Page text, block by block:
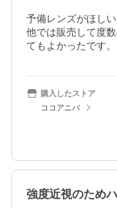
予備レンズがほし
他では販売して度
てもよかったです
購入したストア
ココアニバ